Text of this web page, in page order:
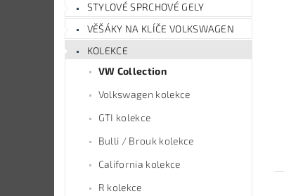
STYLOVÉ SPRCHOVÉ GELY
VĚŠÁKY NA KLÍČE VOLKSWAGEN
KOLEKCE
VW Collection
Volkswagen kolekce
GTI kolekce
Bulli / Brouk kolekce
California kolekce
R kolekce